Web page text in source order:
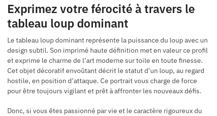
Exprimez votre férocité à travers le
tableau loup dominant
Le tableau loup dominant représente la puissance du loup avec un
design subtil. Son imprimé haute définition met en valeur ce profil
et exprime le charme de l’art moderne sur toile en toute finesse.
Cet objet décoratif envoûtant décrit le statut d’un loup, au regard
hostile, en position d’attaque. Ce portrait vous charge de force
pour être toujours vigilant et prêt à affronter les nouveaux défis.
Donc, si vous êtes passionné par vie et le caractère rigoureux du